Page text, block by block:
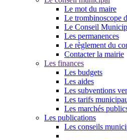
Le mot du maire
Le trombinoscope
Le Conseil
Les permanences
Le règlement du
Contacter la mairie
Les finances
Les budgets
Les aides
Les subventions
Les tarifs
Les marchés
Les publications
Les conseils